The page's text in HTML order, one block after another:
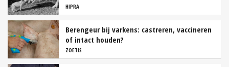
HIPRA
Berengeur bij varkens: castreren, vaccineren
of intact houden?
ZOETIS